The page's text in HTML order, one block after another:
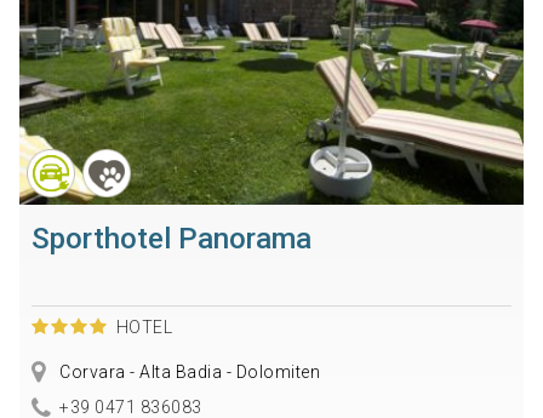
Sporthotel Panorama
HOTEL
Corvara - Alta Badia - Dolomiten
+39 0471 836083